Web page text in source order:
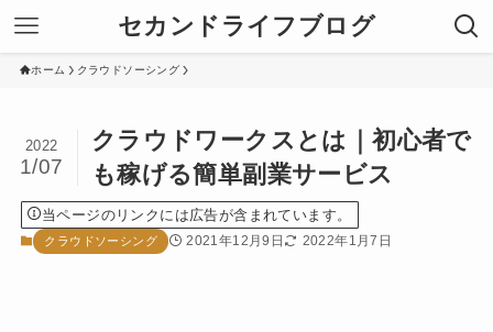
セカンドライフブログ
ホーム クラウドソーシング
クラウドワークスとは｜初心者で
も稼げる簡単副業サービス
2022
1/07
当ページのリンクには広告が含まれています。
クラウドソーシング 2021年12月9日 2022年1月7日